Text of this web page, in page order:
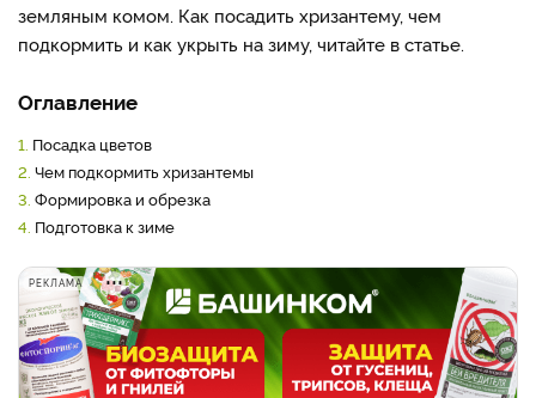
земляным комом. Как посадить хризантему, чем
подкормить и как укрыть на зиму, читайте в статье.
Оглавление
1. Посадка цветов
2. Чем подкормить хризантемы
3. Формировка и обрезка
4. Подготовка к зиме
РЕКЛАМА